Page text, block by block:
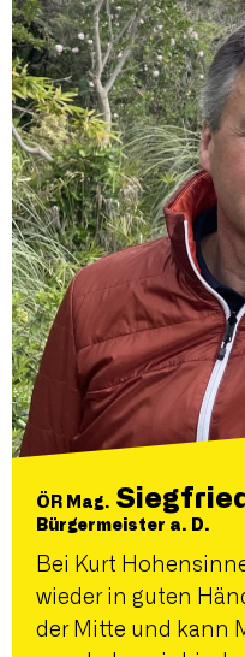
ÖR Mag.
Bürgermeister a. D.
Bei Kurt
wieder in guten
der Mitte und kann